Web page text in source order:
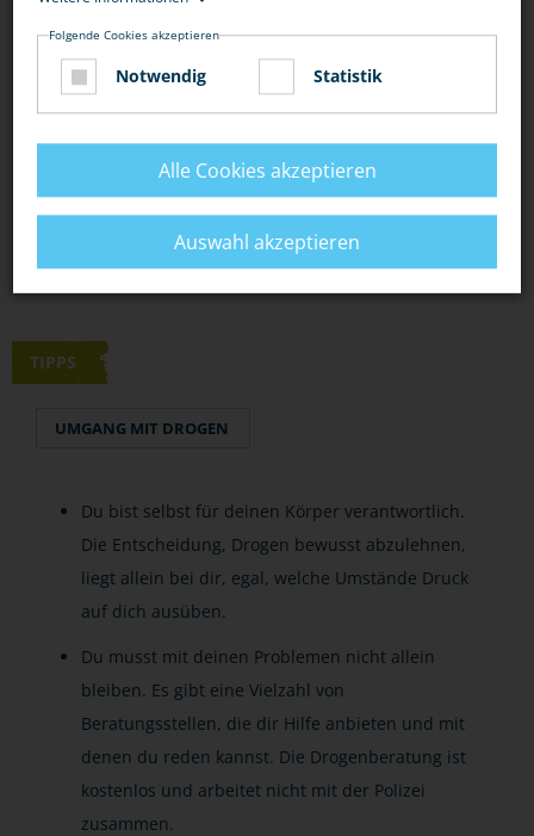
BEWERTUNG
DIESEN ARTIKEL ...
TIPPS
UMGANG MIT DROGEN
Du bist selbst für deinen Körper verantwortlich.
Die Entscheidung, Drogen bewusst abzulehnen,
liegt allein bei dir, egal, welche Umstände Druck
auf dich ausüben.
Du musst mit deinen Problemen nicht allein
bleiben. Es gibt eine Vielzahl von
Beratungsstellen, die dir Hilfe anbieten und mit
denen du reden kannst. Die Drogenberatung ist
kostenlos und arbeitet nicht mit der Polizei
zusammen.
Folgende Cookies akzeptieren
Notwendig Statistik
Alle Cookies akzeptieren
Auswahl akzeptieren